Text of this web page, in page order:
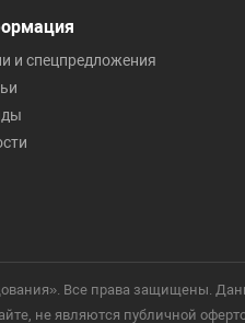
и спецпредложения
Все права защищены.
не являются публичной